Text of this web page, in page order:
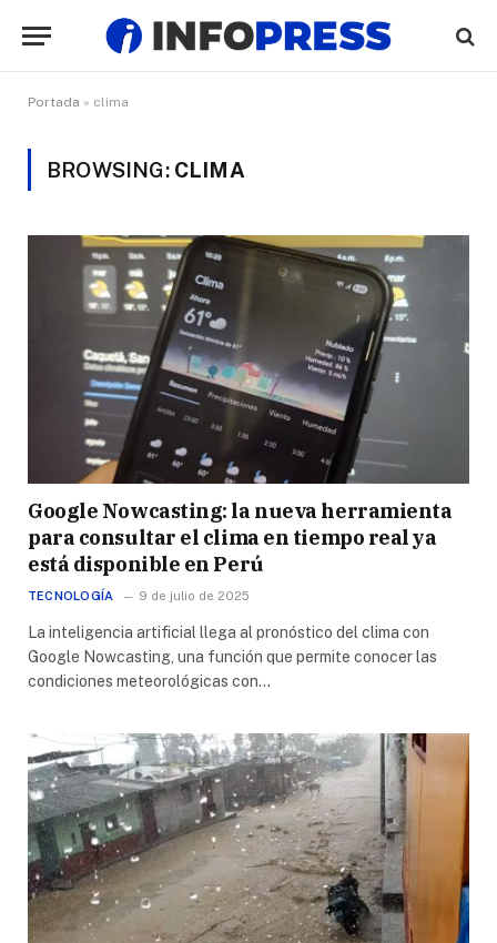
Portada » clima
BROWSING: CLIMA
Google Nowcasting: la nueva herramienta
para consultar el clima en tiempo real ya
está disponible en Perú
TECNOLOGÍA 9 de julio de 2025
La inteligencia artificial llega al pronóstico del clima con
Google Nowcasting, una función que permite conocer las
condiciones meteorológicas con…